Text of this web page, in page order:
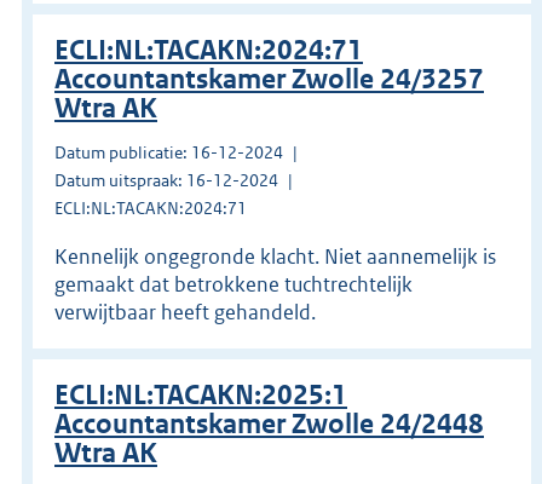
ECLI:NL:TACAKN:2024:71
Accountantskamer Zwolle 24/3257
Wtra AK
Datum publicatie: 16-12-2024
Datum uitspraak: 16-12-2024
ECLI:NL:TACAKN:2024:71
Kennelijk ongegronde klacht. Niet aannemelijk is
gemaakt dat betrokkene tuchtrechtelijk
verwijtbaar heeft gehandeld.
ECLI:NL:TACAKN:2025:1
Accountantskamer Zwolle 24/2448
Wtra AK